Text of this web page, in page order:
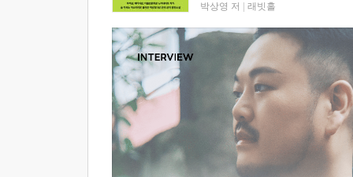
박상영 저 래빗홀